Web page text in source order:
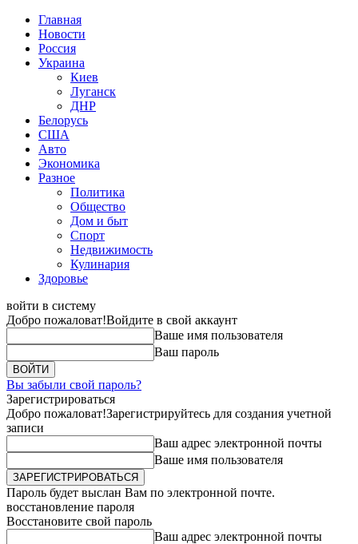
Главная
Новости
Россия
Украина
Киев
Луганск
ДНР
Белорусь
США
Авто
Экономика
Разное
Политика
Общество
Дом и быт
Спорт
Недвижимость
Кулинария
Здоровье
войти в систему
Добро пожаловат!Войдите в свой аккаунт
Ваше имя пользователя
Ваш пароль
Вы забыли свой пароль?
Зарегистрироваться
Добро пожаловат!Зарегистрируйтесь для создания учетной
записи
Ваш адрес электронной почты
Ваше имя пользователя
Пароль будет выслан Вам по электронной почте.
восстановление пароля
Восстановите свой пароль
Ваш адрес электронной почты